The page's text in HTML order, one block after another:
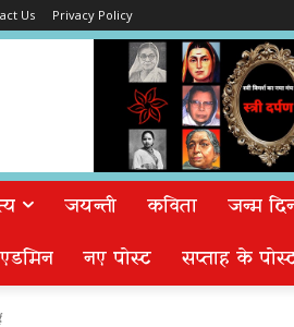
Us Privacy Policy
जयन्ती कविता जन्म
एडमिन नए पोस्ट सप्ताह के